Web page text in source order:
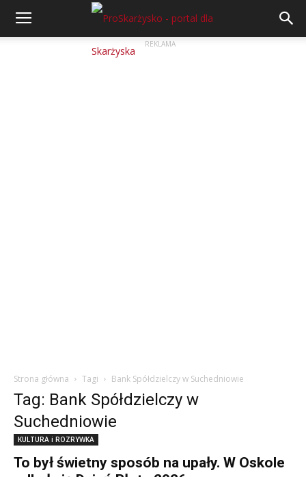
REKLAMA
Strona główna Tagi Bank Spółdzielczy w Suchedniowie
Tag: Bank Spółdzielczy w
Suchedniowie
KULTURA i ROZRYWKA
To był świetny sposób na upały. W Oskole